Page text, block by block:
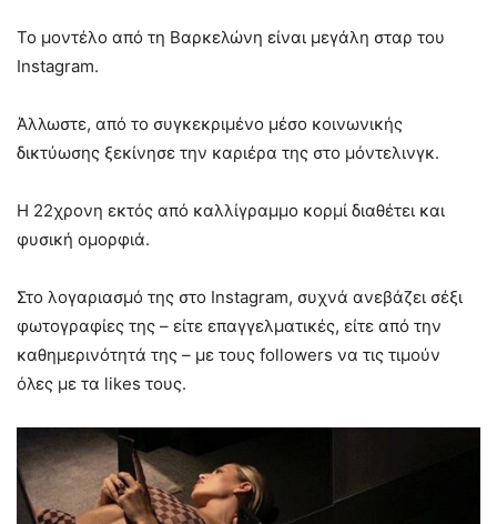
Το μοντέλο από τη Βαρκελώνη είναι μεγάλη σταρ του
Instagram.
Άλλωστε, από το συγκεκριμένο μέσο κοινωνικής
δικτύωσης ξεκίνησε την καριέρα της στο μόντελινγκ.
Η 22χρονη εκτός από καλλίγραμμο κορμί διαθέτει και
φυσική ομορφιά.
Στο λογαριασμό της στο Instagram, συχνά ανεβάζει σέξι
φωτογραφίες της – είτε επαγγελματικές, είτε από την
καθημερινότητά της – με τους followers να τις τιμούν
όλες με τα likes τους.